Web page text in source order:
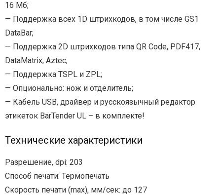
16 Мб;
— Поддержка всех 1D штрихкодов, в том числе GS1
DataBar;
— Поддержка 2D штрихкодов типа QR Code, PDF417,
DataMatrix, Aztec;
— Поддержка TSPL и ZPL;
— Опционально: нож и отделитель;
— Кабель USB, драйвер и русскоязычный редактор
этикеток BarTender UL – в комплекте!
Технические характеристики
Разрешение, dpi: 203
Способ печати: Термопечать
Скорость печати (max), мм/сек: до 127